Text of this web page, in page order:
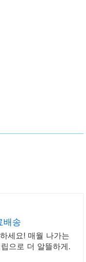
배송
세요! 매월 나가는
으로 더 알뜰하게.